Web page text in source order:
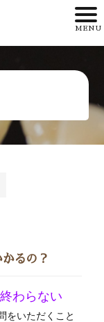
>
るの？
わらない
をいただくこと